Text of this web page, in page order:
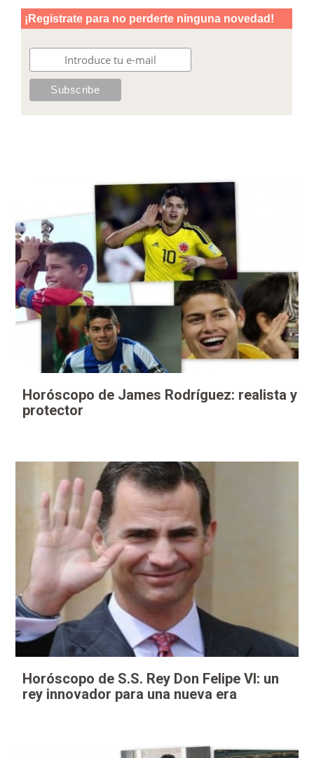
Horóscopo de James Rodríguez: realista y
protector
Horóscopo de S.S. Rey Don Felipe VI: un
rey innovador para una nueva era